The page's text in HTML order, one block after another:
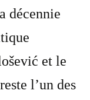
décennie
et le
l’un des